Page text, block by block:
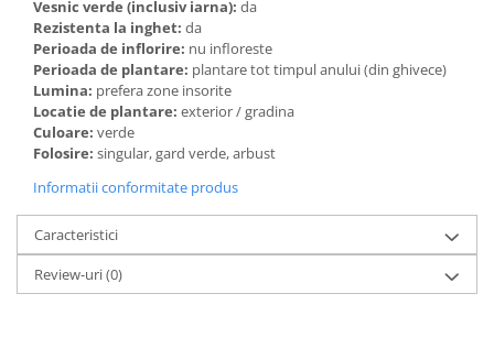
Vesnic verde (inclusiv iarna): da
Rezistenta la inghet: da
Perioada de inflorire: nu infloreste
Perioada de plantare: plantare tot timpul anului (din ghivece)
Lumina: prefera zone insorite
Locatie de plantare: exterior / gradina
Culoare: verde
Folosire: singular, gard verde, arbust
Informatii conformitate produs
Caracteristici
Review-uri(0)